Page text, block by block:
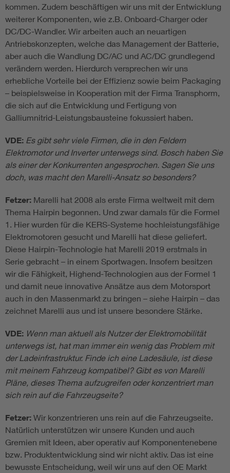
kommen. Zudem beschäftigen wir uns mit der Entwicklung
weiterer Komponenten, wie z.B. Onboard-Charger oder
DC/DC-Wandler. Wir arbeiten auch an neuartigen
Antriebskonzepten, welche das Management der Batterie,
aber auch die Wandlung DC/AC und AC/DC grundlegend
verändern werden. Hierdurch versprechen wir uns
erhebliche Vorteile bei der Effizienz sowie beim Packaging
– beispielsweise in Kooperation mit der Firma Transphorm,
die sich auf die Entwicklung und Fertigung von
Galliumnitrid-Leistungsbausteine fokussiert haben.
VDE: Es gibt sehr viele Firmen, die in den Feldern
Elektromotor und Inverter unterwegs sind. Bosch haben Sie
als einer der Konkurrenten angesprochen. Sagen Sie uns
doch, was macht den Marelli-Ansatz so besonders?
Fetzer: Marelli hat 2008 als erste Firma weltweit mit dem
Thema Hairpin begonnen. Und zwar damals für die Formel
1. Hier wurden für die KERS-Systeme hochleistungsfähige
Elektromotoren gesucht und Marelli hat diese geliefert.
Diese Hairpin-Technologie hat Marelli 2019 erstmals in
Serie gebracht – in einem Sportwagen. Insofern besitzen
wir die Fähigkeit, Highend-Technologien aus der Formel 1
und damit neue innovative Ansätze aus dem Motorsport
auch in den Massenmarkt zu bringen – siehe Hairpin – das
zeichnet Marelli aus und ist unsere besondere Stärke.
VDE: Wenn man aktuell als Nutzer der Elektromobilität
unterwegs ist, hat man immer ein wenig das Problem mit
der Ladeinfrastruktur. Finde ich eine Ladesäule, ist diese
mit meinem Fahrzeug kompatibel? Gibt es von Marelli
Pläne, dieses Thema aufzugreifen oder konzentriert man
sich rein auf die Fahrzeugseite?
Fetzer: Wir konzentrieren uns rein auf die Fahrzeugseite.
Natürlich unterstützen wir unsere Kunden und auch
Gremien mit Ideen, aber operativ auf Komponentenebene
bzw. Produktentwicklung sind wir nicht aktiv. Das ist eine
bewusste Entscheidung, weil wir uns auf den OE Markt